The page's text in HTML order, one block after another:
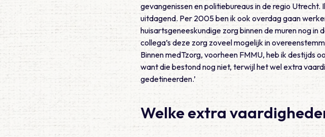
gevangenissen en politiebureaus in de regio
uitdagend. Per 2005 ben ik ook overdag gaan
huisartsgeneeskundige zorg binnen de muren nog
collega’s deze zorg zoveel mogelijk in
Binnen medTzorg, voorheen FMMU, heb ik destijds
want die bestond nog niet, terwijl het wel extra
gedetineerden.’
Welke extra